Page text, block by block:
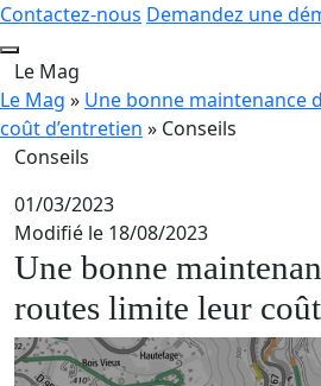
Contactez-nous Demandez une
Le Mag
Le Mag » Une bonne maintenance
coût d’entretien » Conseils
Conseils
01/03/2023
Modifié le 18/08/2023
Une bonne
routes limite leur